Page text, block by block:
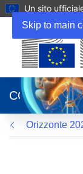
Skip to main
Un sito
apre
in
una
nuova
finestra)
CORDIS
Orizzonte